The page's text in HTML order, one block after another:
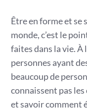
Être en forme et se
monde, c’est le
faites dans la vie. À
personnes ayant
beaucoup de
connaissent pas
et savoir comment